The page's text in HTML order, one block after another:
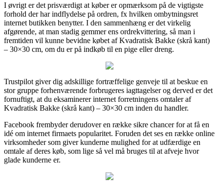
I øvrigt er det prisværdigt at køber er opmærksom på de vigtigste
forhold der har indflydelse på ordren, fx hvilken ombytningsret
internet butikken benytter. I den sammenhæng er det virkelig
afgørende, at man stadig gemmer ens ordrekvittering, så man i
fremtiden vil kunne bevidne købet af Kvadratisk Bakke (skrå kant)
– 30×30 cm, om du er på indkøb til en pige eller dreng.
Trustpilot giver dig adskillige fortræffelige genveje til at beskue en
stor gruppe forhenværende forbrugeres iagttagelser og derved er det
fornuftigt, at du eksaminerer internet forretningens omtaler af
Kvadratisk Bakke (skrå kant) – 30×30 cm inden du handler.
Facebook frembyder derudover en række sikre chancer for at få en
idé om internet firmaets popularitet. Foruden det ses en række online
virksomheder som giver kunderne mulighed for at udfærdige en
omtale af deres køb, som lige så vel må bruges til at afveje hvor
glade kunderne er.